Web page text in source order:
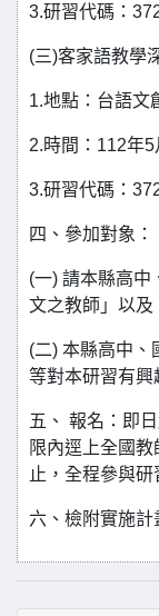
3.研習代碼：
(三)客家語教學
1.地點：台語文
2.時間：112年
3.研習代碼：
四、參加對象：
(一) 請本縣高中
文之教師」以及
(二) 本縣高中、
等對本研習有興
五、 報名：即
限內逕上全國
止，全程參與
六、檢附實施計